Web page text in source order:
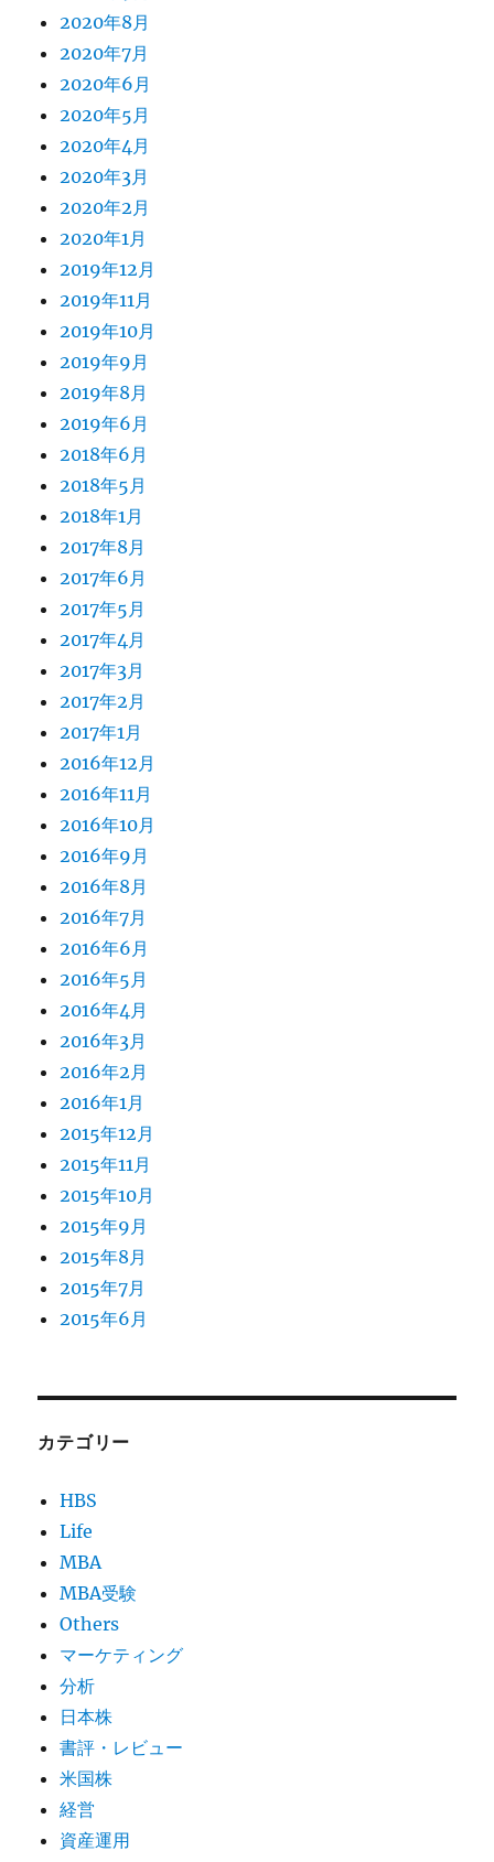
2020年8月
2020年7月
2020年6月
2020年5月
2020年4月
2020年3月
2020年2月
2020年1月
2019年12月
2019年11月
2019年10月
2019年9月
2019年8月
2019年6月
2018年6月
2018年5月
2018年1月
2017年8月
2017年6月
2017年5月
2017年4月
2017年3月
2017年2月
2017年1月
2016年12月
2016年11月
2016年10月
2016年9月
2016年8月
2016年7月
2016年6月
2016年5月
2016年4月
2016年3月
2016年2月
2016年1月
2015年12月
2015年11月
2015年10月
2015年9月
2015年8月
2015年7月
2015年6月
カテゴリー
HBS
Life
MBA
MBA受験
Others
マーケティング
分析
日本株
書評・レビュー
米国株
経営
資産運用